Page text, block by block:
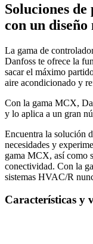
Soluciones
con un
La gama de
Danfoss te ofrece la
sacar el máximo
aire acondicionado y
Con la gama MCX,
y lo aplica a un gran
Encuentra la solución
necesidades y
gama MCX, así como
conectividad. Con la
sistemas HVAC/R
Características y